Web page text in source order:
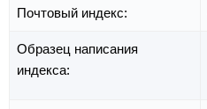
Почтовый индекс:
Образец написания
индекса: